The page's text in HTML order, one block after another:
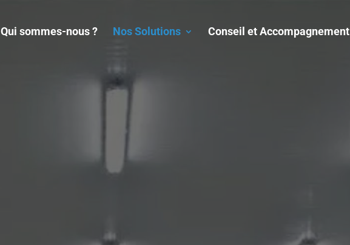
Qui sommes-nous ? Nos Solutions Conseil et Accompagnement